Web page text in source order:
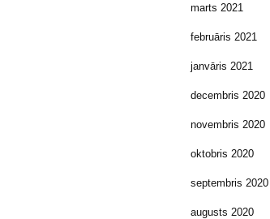
marts 2021
februāris 2021
janvāris 2021
decembris 2020
novembris 2020
oktobris 2020
septembris 2020
augusts 2020